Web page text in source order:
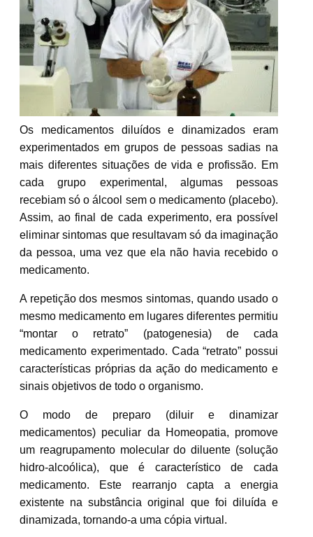
Os medicamentos diluídos e dinamizados eram
experimentados em grupos de pessoas sadias na
mais diferentes situações de vida e profissão. Em
cada grupo experimental, algumas pessoas
recebiam só o álcool sem o medicamento (placebo).
Assim, ao final de cada experimento, era possível
eliminar sintomas que resultavam só da imaginação
da pessoa, uma vez que ela não havia recebido o
medicamento.
A repetição dos mesmos sintomas, quando usado o
mesmo medicamento em lugares diferentes permitiu
“montar o retrato” (patogenesia) de cada
medicamento experimentado. Cada “retrato” possui
características próprias da ação do medicamento e
sinais objetivos de todo o organismo.
O modo de preparo (diluir e dinamizar
medicamentos) peculiar da Homeopatia, promove
um reagrupamento molecular do diluente (solução
hidro-alcoólica), que é característico de cada
medicamento. Este rearranjo capta a energia
existente na substância original que foi diluída e
dinamizada, tornando-a uma cópia virtual.